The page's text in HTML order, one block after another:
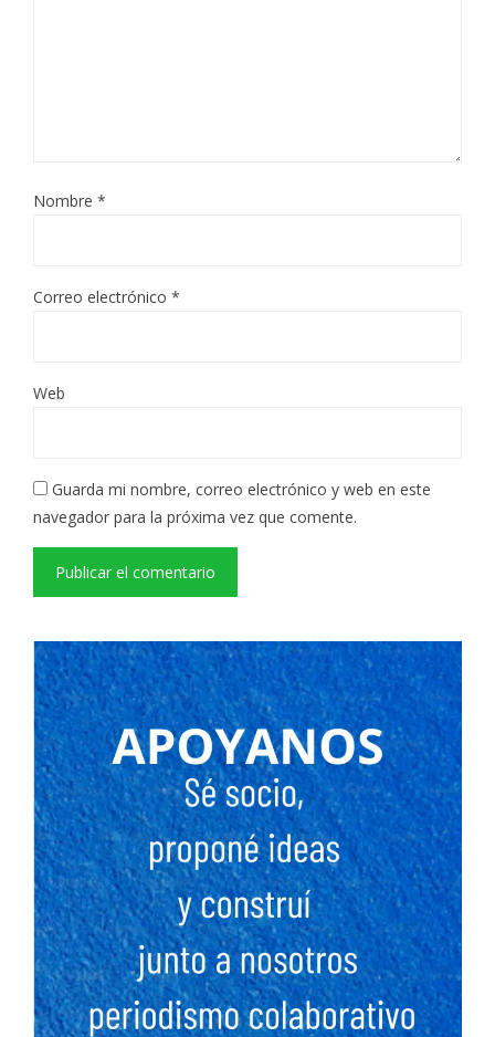
Nombre *
Correo electrónico *
Web
Guarda mi nombre, correo electrónico y web en este
navegador para la próxima vez que comente.